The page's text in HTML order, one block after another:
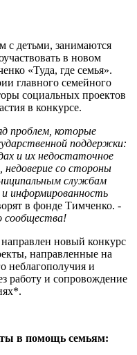
детьми, занимаются
в новом
«Туда, где семья».
главного семейного
социальных проектов
в конкурсе.
проблем, которые
поддержки:
и их недостаточное
недоверие со стороны
службам
информированность
в фонде Тимченко. -
сообщества!
новый конкурс
направленные на
неблагополучия и
работу и сопровождение
в помощь семьям: